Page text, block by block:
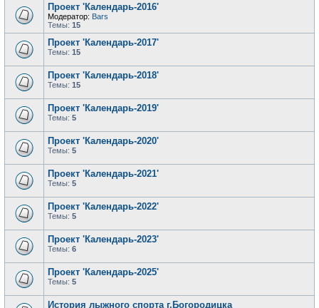
Проект 'Календарь-2016'
Модератор: Bars
Темы: 15
Проект 'Календарь-2017'
Темы: 15
Проект 'Календарь-2018'
Темы: 15
Проект 'Календарь-2019'
Темы: 5
Проект 'Календарь-2020'
Темы: 5
Проект 'Календарь-2021'
Темы: 5
Проект 'Календарь-2022'
Темы: 5
Проект 'Календарь-2023'
Темы: 6
Проект 'Календарь-2025'
Темы: 5
История лыжного спорта г.Богородицка